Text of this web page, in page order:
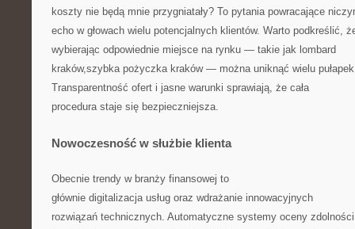
koszty nie będą mnie przygniatały? To pytania powracające
echo w głowach wielu potencjalnych klientów. Warto podkreślić,
wybierając odpowiednie miejsce na rynku — takie jak lombard
kraków,szybka pożyczka kraków — można uniknąć wielu
Transparentność ofert i jasne warunki sprawiają, że cała
procedura staje się bezpieczniejsza.
Nowoczesność w służbie klienta
Obecnie trendy w branży finansowej to
głównie digitalizacja usług oraz wdrażanie innowacyjnych
rozwiązań technicznych. Automatyczne systemy oceny zdolności